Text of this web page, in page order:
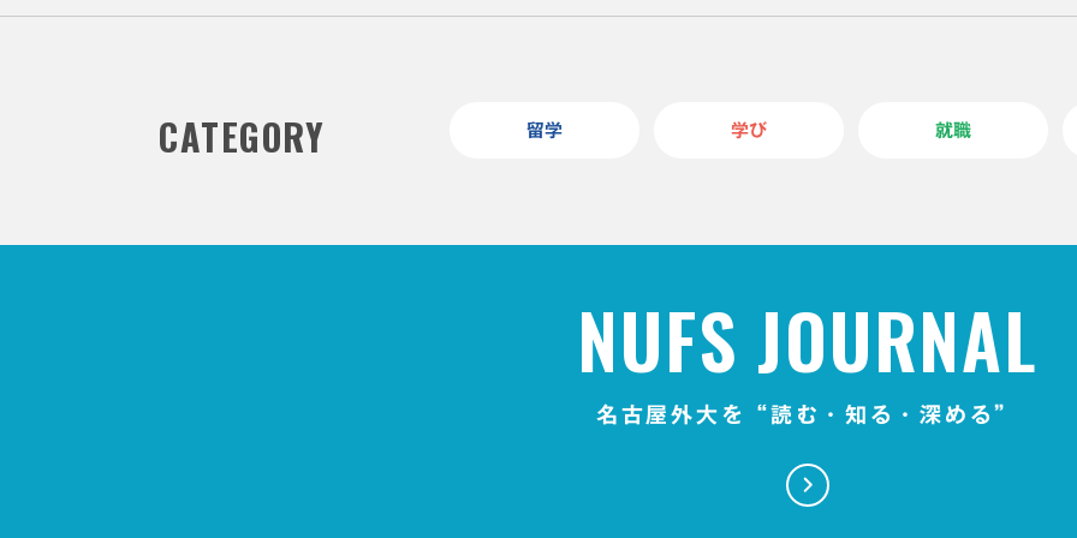
CATEGORY 留学 学び 就職
NUFS JOURNAL
名古屋外大を“読む・知る・深める”